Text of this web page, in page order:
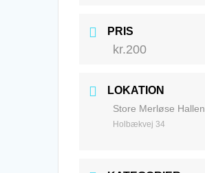
PRIS
kr.200
LOKATION
Store Merløse Hallen
Holbækvej 34